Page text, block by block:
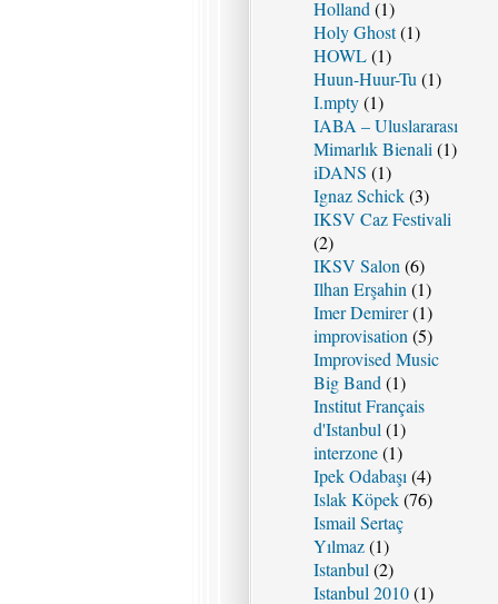
Holland (1)
Holy Ghost(1)
HOWL(1)
Huun-Huur-Tu (1)
I.mpty(1)
IABA – Uluslararası
Mimarlık Bienali (1)
iDANS (1)
Ignaz Schick(3)
IKSV Caz Festivali
(2)
IKSV Salon (6)
Ilhan Erşahin (1)
Imer Demirer(1)
improvisation (5)
Improvised Music
Big Band (1)
Institut Français
d'Istanbul (1)
interzone(1)
Ipek Odabaşı (4)
Islak Köpek(76)
Ismail Sertaç
Yılmaz(1)
Istanbul (2)
Istanbul 2010(1)